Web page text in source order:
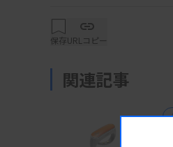
サービス購入者が採
る。サービス開始に
治が申し込みを受け
提供するほか、生活
保存URLコピー
関連記事